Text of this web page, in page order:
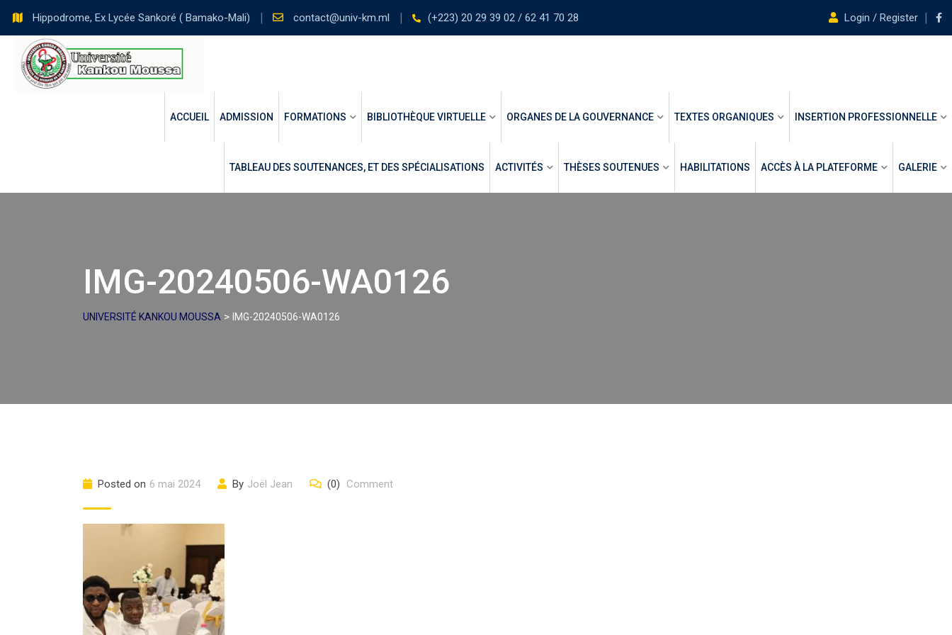
content
Hippodrome, Ex Lycée Sankoré ( Bamako-Mali) contact@univ-km.ml (+223) 20 29 39 02 / 62 41 70 28 Login / Register
ACCUEIL ADMISSION FORMATIONS BIBLIOTHÈQUE VIRTUELLE ORGANES DE LA GOUVERNANCE TEXTES ORGANIQUES INSERTION PROFESSIONNELLE
TABLEAU DES SOUTENANCES, ET DES SPÉCIALISATIONS ACTIVITÉS THÈSES SOUTENUES HABILITATIONS ACCÈS À LA PLATEFORME GALERIE
IMG-20240506-WA0126
UNIVERSITÉ KANKOU MOUSSA > IMG-20240506-WA0126
Posted on 6 mai 2024 By Joël Jean (0) Comment